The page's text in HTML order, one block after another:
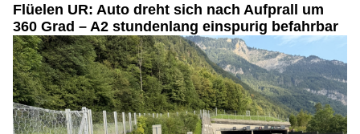
Flüelen UR: Auto dreht sich nach Aufprall um
360 Grad – A2 stundenlang einspurig befahrbar